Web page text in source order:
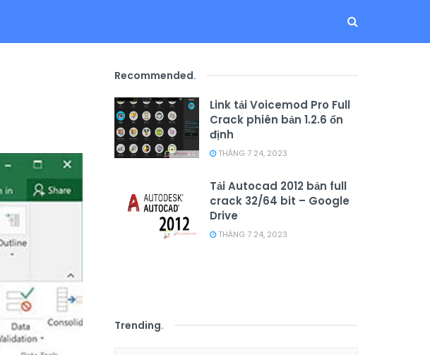
Recommended.
Link tải Voicemod Pro Full
Crack phiên bản 1.2.6 ổn
định
THÁNG 7 24, 2023
Tải Autocad 2012 bản full
crack 32/64 bit – Google
Drive
THÁNG 7 24, 2023
Trending.